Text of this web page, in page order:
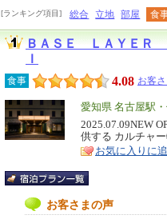
[ランキング項目] 総合 立地 部屋 食
ＢＡＳＥ ＬＡＹＥＲ
Ｉ
食事 4.08 お客
エ
リ
ア
愛知県 名古屋駅
特
徴
2025.07.09NEW
供する カルチャ
お気に入りに
お客さまの声